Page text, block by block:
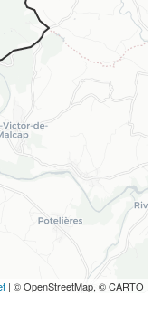
| © OpenStreetMap, © CARTO